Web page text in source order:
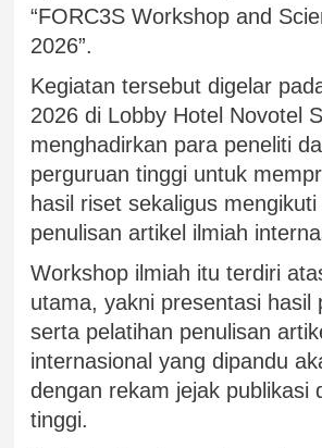
“FORC3S Workshop and
2026”.
Kegiatan tersebut digelar
2026 di Lobby Hotel Novotel
menghadirkan para peneliti
perguruan tinggi untuk
hasil riset sekaligus
penulisan artikel ilmiah
Workshop ilmiah itu terdiri
utama, yakni presentasi hasil
serta pelatihan penulisan
internasional yang dipandu
dengan rekam jejak publikasi
tinggi.